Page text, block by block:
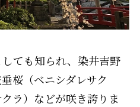
ても知られ、染井吉野
桜（ベニシダレサク
ラ）などが咲き誇りま